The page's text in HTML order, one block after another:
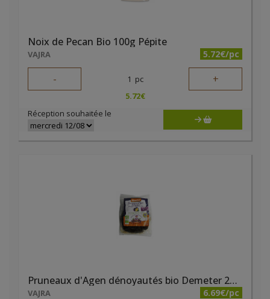
Noix de Pecan Bio 100g Pépite
VAJRA 5.72€/pc
- 1 pc +
5.72€
Réception souhaitée le
Pruneaux d'Agen dénoyautés bio Demeter 250g Lou Prunel
VAJRA 6.69€/pc